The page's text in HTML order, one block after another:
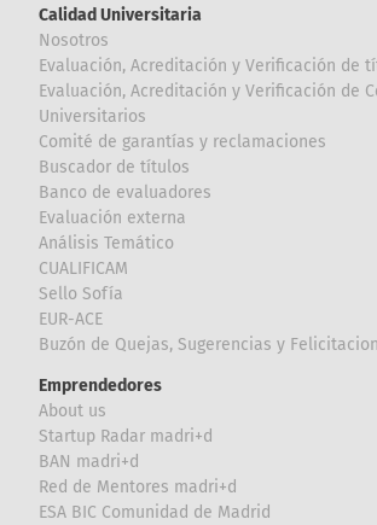
Calidad Universitaria
Nosotros
Evaluación, Acreditación y Verificación de
Evaluación, Acreditación y Verificación de
Universitarios
Comité de garantías y reclamaciones
Buscador de títulos
Banco de evaluadores
Evaluación externa
Análisis Temático
CUALIFICAM
Sello Sofía
EUR-ACE
Buzón de Quejas, Sugerencias y
Emprendedores
About us
Startup Radar madri+d
BAN madri+d
Red de Mentores madri+d
ESA BIC Comunidad de Madrid